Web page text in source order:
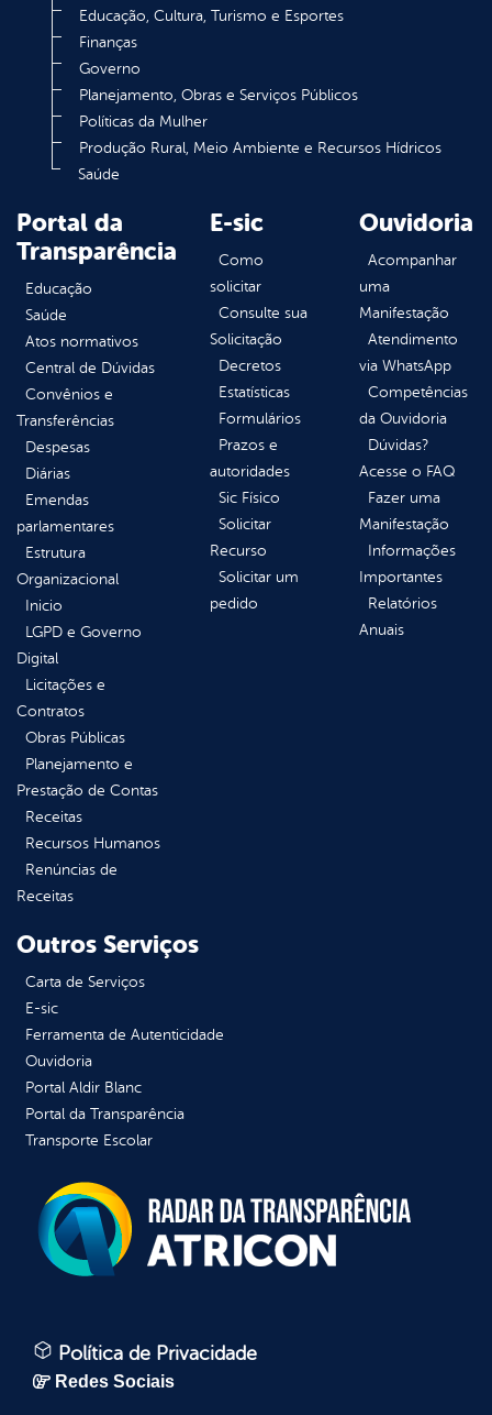
Educação, Cultura, Turismo e Esportes
Finanças
Governo
Planejamento, Obras e Serviços Públicos
Políticas da Mulher
Produção Rural, Meio Ambiente e Recursos Hídricos
Saúde
Portal da
Transparência
Educação
Saúde
Atos normativos
Central de Dúvidas
Convênios e
Transferências
Despesas
Diárias
Emendas
parlamentares
Estrutura
Organizacional
Inicio
LGPD e Governo
Digital
Licitações e
Contratos
Obras Públicas
Planejamento e
Prestação de Contas
Receitas
Recursos Humanos
Renúncias de
Receitas
E-sic
Como
solicitar
Consulte sua
Solicitação
Decretos
Estatísticas
Formulários
Prazos e
autoridades
Sic Físico
Solicitar
Recurso
Solicitar um
pedido
Ouvidoria
Acompanhar
uma
Manifestação
Atendimento
via WhatsApp
Competências
da Ouvidoria
Dúvidas?
Acesse o FAQ
Fazer uma
Manifestação
Informações
Importantes
Relatórios
Anuais
Outros Serviços
Carta de Serviços
E-sic
Ferramenta de Autenticidade
Ouvidoria
Portal Aldir Blanc
Portal da Transparência
Transporte Escolar
Política de Privacidade
Redes Sociais